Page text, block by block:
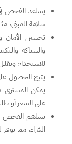
يساعد الفحص
سلامة المبنى،
تحسين الأمان
والسباكة
للاستخدام
يتيح الحصول
يمكن المشتري
على السعر أو
يساهم الفحص
الشراء، مما